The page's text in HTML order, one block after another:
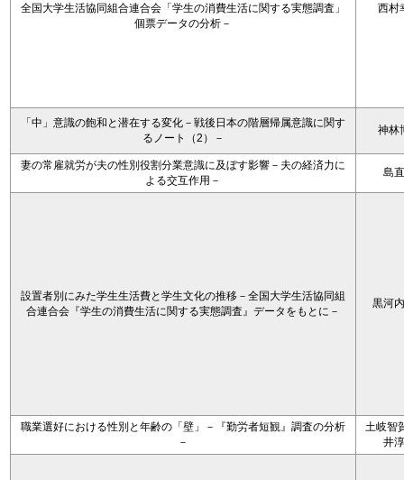
全国大学生活協同組合連合会「学生の消費生活に関する実態調査」
個票データの分析－
西村
「中」意識の飽和と潜在する変化－戦後日本の階層帰属意識に関す
るノート（2）－
神林
妻の常雇就労が夫の性別役割分業意識に及ぼす影響－夫の経済力に
よる交互作用－
島
設置者別にみた学生生活費と学生文化の推移－全国大学生活協同組
合連合会『学生の消費生活に関する実態調査』データをもとに－
黒河
職業選好における性別と年齢の「壁」－『勤労者短観』調査の分析
－
土岐智
井